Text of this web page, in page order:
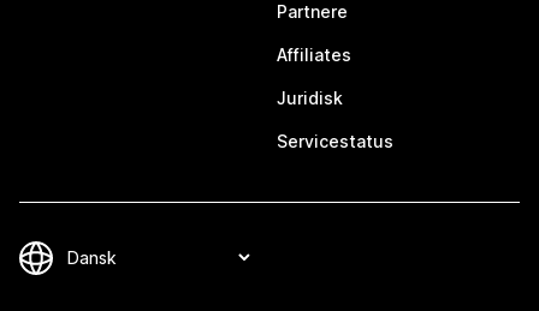
Partnere
Affiliates
Juridisk
Servicestatus